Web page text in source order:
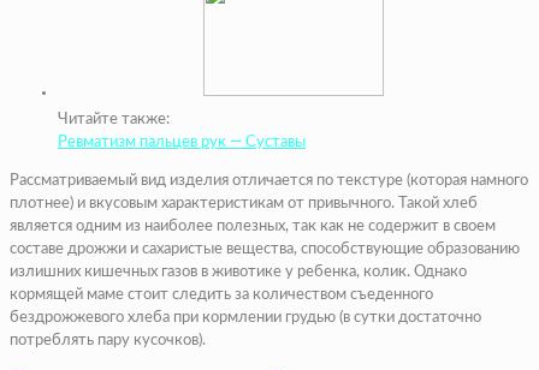
Читайте также:
Ревматизм пальцев рук — Суставы
Рассматриваемый вид изделия отличается по текстуре (которая намного
плотнее) и вкусовым характеристикам от привычного. Такой хлеб
является одним из наиболее полезных, так как не содержит в своем
составе дрожжи и сахаристые вещества, способствующие образованию
излишних кишечных газов в животике у ребенка, колик. Однако
кормящей маме стоит следить за количеством съеденного
бездрожжевого хлеба при кормлении грудью (в сутки достаточно
потреблять пару кусочков).